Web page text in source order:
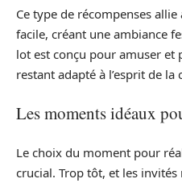
Ce type de récompenses
facile, créant une ambiance
lot est conçu pour amuser et
restant adapté à l’esprit de la
Les moments idéaux
Le choix du moment pour
crucial. Trop tôt, et les